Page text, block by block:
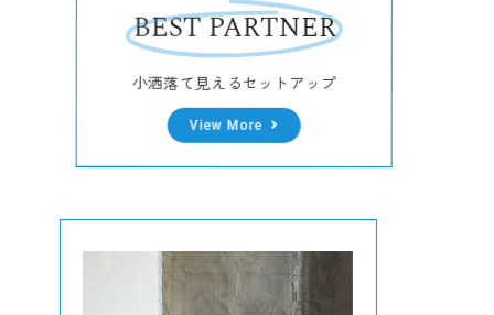
BEST PARTNER
小洒落て見えるセットアップ
View More